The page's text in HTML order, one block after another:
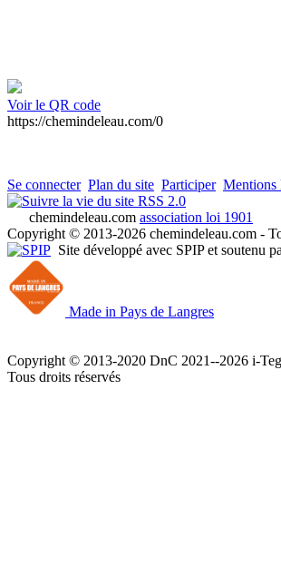
Voir le QR code
https://chemindeleau.com/0
Se connecter Plan du site Participer Mentions
RSS 2.0
chemindeleau.com association loi 1901
Copyright © 2013-2026 chemindeleau.com -
Site développé avec SPIP et soutenu
Made in Pays de Langres
Copyright © 2013-2020 DnC 2021--2026 i-
Tous droits réservés